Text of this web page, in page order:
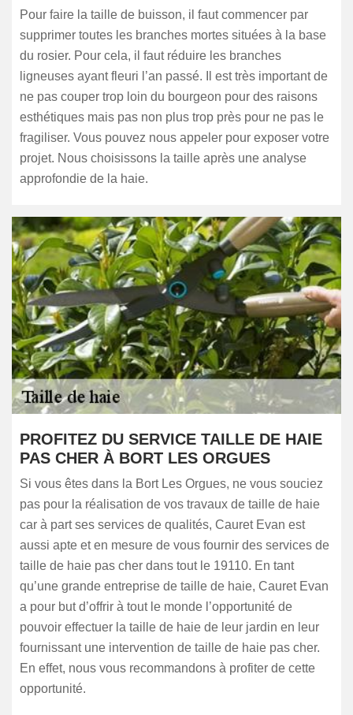
Pour faire la taille de buisson, il faut commencer par
supprimer toutes les branches mortes situées à la base
du rosier. Pour cela, il faut réduire les branches
ligneuses ayant fleuri l’an passé. Il est très important de
ne pas couper trop loin du bourgeon pour des raisons
esthétiques mais pas non plus trop près pour ne pas le
fragiliser. Vous pouvez nous appeler pour exposer votre
projet. Nous choisissons la taille après une analyse
approfondie de la haie.
PROFITEZ DU SERVICE TAILLE DE HAIE
PAS CHER À BORT LES ORGUES
Si vous êtes dans la Bort Les Orgues, ne vous souciez
pas pour la réalisation de vos travaux de taille de haie
car à part ses services de qualités, Cauret Evan est
aussi apte et en mesure de vous fournir des services de
taille de haie pas cher dans tout le 19110. En tant
qu’une grande entreprise de taille de haie, Cauret Evan
a pour but d’offrir à tout le monde l’opportunité de
pouvoir effectuer la taille de haie de leur jardin en leur
fournissant une intervention de taille de haie pas cher.
En effet, nous vous recommandons à profiter de cette
opportunité.